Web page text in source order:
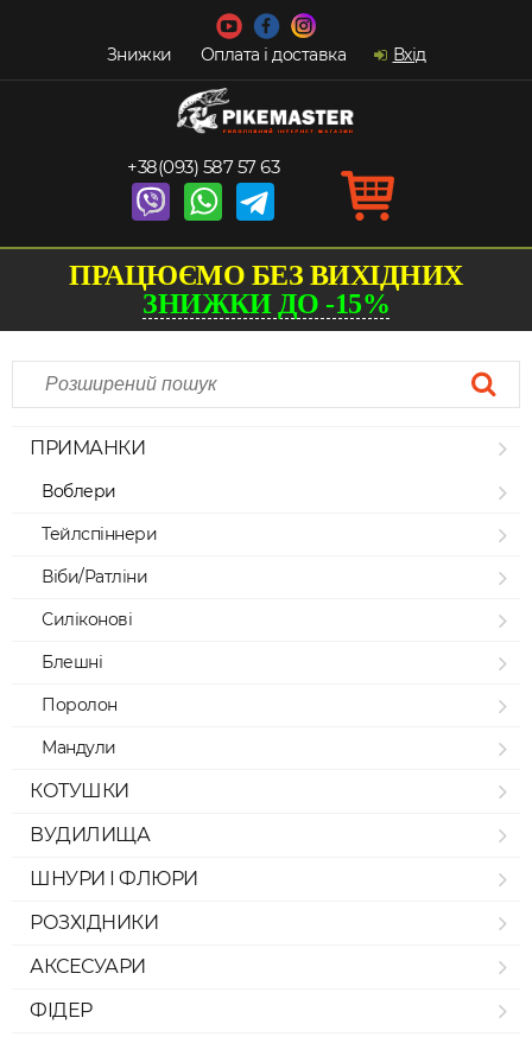
Знижки Оплата і доставка Вхід
+38(093) 587 57 63
ПРАЦЮЄМО БЕЗ ВИХІДНИХ
ЗНИЖКИ ДО -15%
ПРИМАНКИ
Воблери
Тейлспіннери
Віби/Ратліни
Силіконові
Блешні
Поролон
Мандули
КОТУШКИ
ВУДИЛИЩА
ШНУРИ І ФЛЮРИ
РОЗХІДНИКИ
АКСЕСУАРИ
ФІДЕР